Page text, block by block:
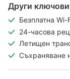
Други
Безплатна Wi-
24-часова
Летищен
Съхраняване